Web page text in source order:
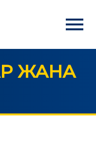
menu
ЖАНА